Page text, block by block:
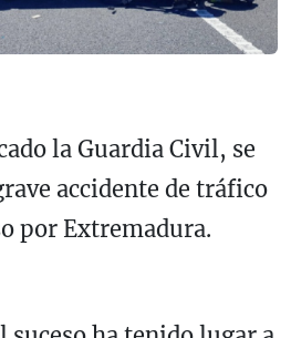
la Guardia Civil, se
accidente de tráfico
por Extremadura.